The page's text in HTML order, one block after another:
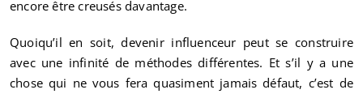
encore être creusés davantage.
Quoiqu’il en soit, devenir influenceur peut se construire
avec une infinité de méthodes différentes. Et s’il y a une
chose qui ne vous fera quasiment jamais défaut, c’est de